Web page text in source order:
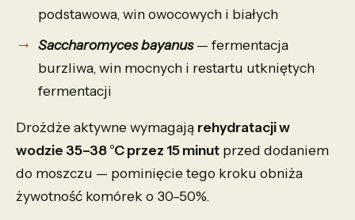
podstawowa, win owocowych i białych
Saccharomyces bayanus— fermentacja
burzliwa, win mocnych i restartu utkniętych
fermentacji
Drożdże aktywne wymagają rehydratacji w
wodzie 35–38 °C przez 15 minut przed dodaniem
do moszczu — pominięcie tego kroku obniża
żywotność komórek o 30–50%.